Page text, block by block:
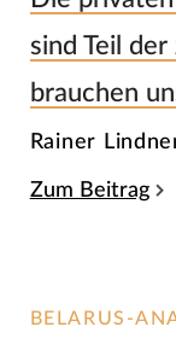
sind Teil
brauchen
Rainer
Zum Beitrag
BELARUS-